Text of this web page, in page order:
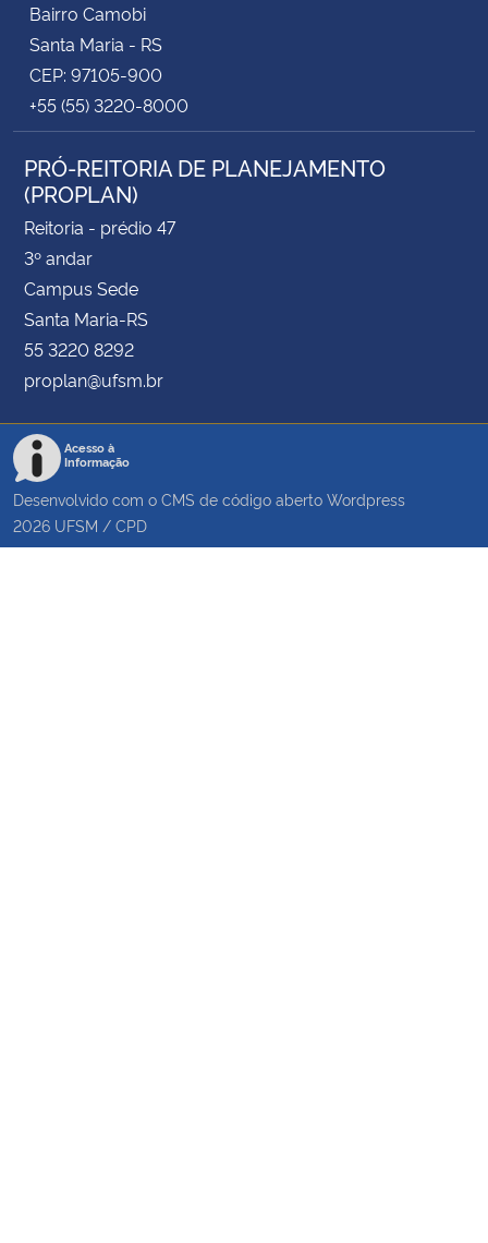
Bairro Camobi
Santa Maria - RS
CEP: 97105-900
+55 (55) 3220-8000
PRÓ-REITORIA DE PLANEJAMENTO
(PROPLAN)
Reitoria - prédio 47
3º andar
Campus Sede
Santa Maria-RS
55 3220 8292
proplan@ufsm.br
Acesso à
Informação
Desenvolvido com o CMS de código aberto Wordpress
2026 UFSM / CPD